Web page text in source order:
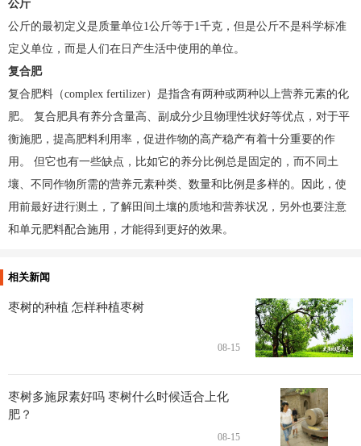
公斤
公斤的最初定义是质量单位1公斤等于1千克，但是公斤不是科学标准
定义单位，而是人们在日产生活中使用的单位。
复合肥
复合肥料（complex fertilizer）是指含有两种或两种以上营养元素的化
肥。 复合肥具有养分含量高、副成分少且物理性状好等优点，对于平
衡施肥，提高肥料利用率，促进作物的高产稳产有着十分重要的作
用。 但它也有一些缺点，比如它的养分比例总是固定的，而不同土
壤、不同作物所需的营养元素种类、数量和比例是多样的。因此，使
用前最好进行测土，了解田间土壤的质地和营养状况，另外也要注意
和单元肥料配合施用，才能得到更好的效果。
相关新闻
枣树的种植 怎样种植枣树
08-15
枣树多施尿素好吗 枣树什么时候适合上化
肥？
08-15